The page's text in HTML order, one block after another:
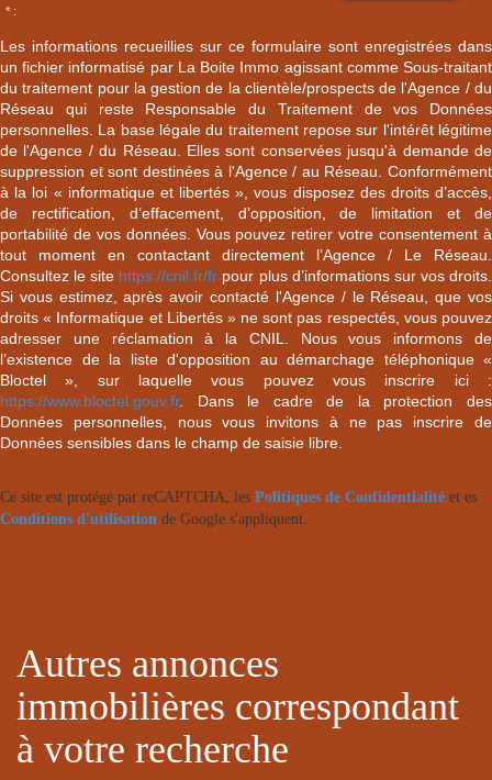
* :
Les informations recueillies sur ce formulaire sont enregistrées dans
un fichier informatisé par La Boite Immo agissant comme Sous-traitant
du traitement pour la gestion de la clientèle/prospects de l'Agence / du
Réseau qui reste Responsable du Traitement de vos Données
personnelles. La base légale du traitement repose sur l'intérêt légitime
de l'Agence / du Réseau. Elles sont conservées jusqu'à demande de
suppression et sont destinées à l'Agence / au Réseau. Conformément
à la loi « informatique et libertés », vous disposez des droits d’accès,
de rectification, d’effacement, d’opposition, de limitation et de
portabilité de vos données. Vous pouvez retirer votre consentement à
tout moment en contactant directement l’Agence / Le Réseau.
Consultez le site https://cnil.fr/fr pour plus d’informations sur vos droits.
Si vous estimez, après avoir contacté l'Agence / le Réseau, que vos
droits « Informatique et Libertés » ne sont pas respectés, vous pouvez
adresser une réclamation à la CNIL. Nous vous informons de
l’existence de la liste d'opposition au démarchage téléphonique «
Bloctel », sur laquelle vous pouvez vous inscrire ici :
https://www.bloctel.gouv.fr. Dans le cadre de la protection des
Données personnelles, nous vous invitons à ne pas inscrire de
Données sensibles dans le champ de saisie libre.
Ce site est protégé par reCAPTCHA, les Politiques de Confidentialité et es
Conditions d'utilisation de Google s'appliquent.
autres annonces
immobilières correspondant
à votre recherche